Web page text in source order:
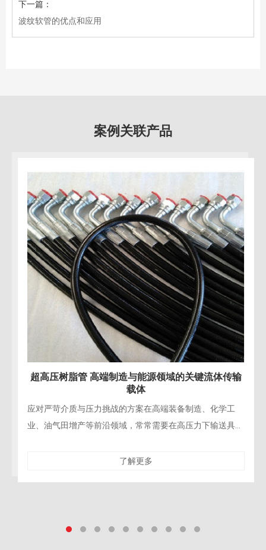
下一篇：
波纹软管的优点和应用
案例关联产品
关键流体传输
备制造、化学工
高压力下输送具有
精密工程拆除的“柔性手术刀”在现代桥梁